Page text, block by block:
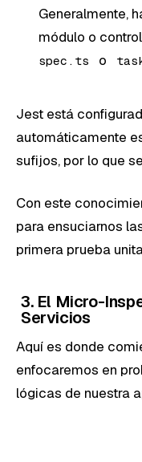
Generalmente,
módulo o
spec.ts
o
Jest está
automáticamente
sufijos, por lo que
Con este
para ensuciarnos
primera prueba
3. El Micro-
Servicios
Aquí es donde
enfocaremos en
lógicas de nuestra